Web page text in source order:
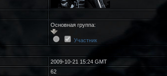
Основная группа:
Участник
2009-10-21 15:24 GMT
62